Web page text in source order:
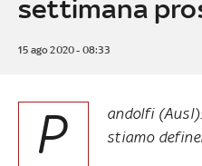
settimana
15 ago 2020 - 08:33
P
andolfi
stiamo